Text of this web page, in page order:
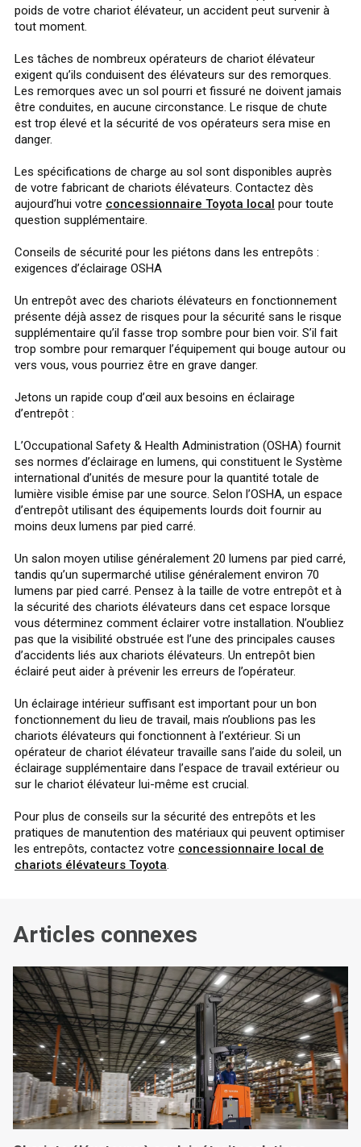
poids de votre chariot élévateur, un accident peut survenir à
tout moment.
Les tâches de nombreux opérateurs de chariot élévateur
exigent qu’ils conduisent des élévateurs sur des remorques.
Les remorques avec un sol pourri et fissuré ne doivent jamais
être conduites, en aucune circonstance. Le risque de chute
est trop élevé et la sécurité de vos opérateurs sera mise en
danger.
Les spécifications de charge au sol sont disponibles auprès
de votre fabricant de chariots élévateurs. Contactez dès
aujourd’hui votre concessionnaire Toyota local pour toute
question supplémentaire.
Conseils de sécurité pour les piétons dans les entrepôts :
exigences d’éclairage OSHA
Un entrepôt avec des chariots élévateurs en fonctionnement
présente déjà assez de risques pour la sécurité sans le risque
supplémentaire qu’il fasse trop sombre pour bien voir. S’il fait
trop sombre pour remarquer l’équipement qui bouge autour ou
vers vous, vous pourriez être en grave danger.
Jetons un rapide coup d’œil aux besoins en éclairage
d’entrepôt :
L’Occupational Safety & Health Administration (OSHA) fournit
ses normes d’éclairage en lumens, qui constituent le Système
international d’unités de mesure pour la quantité totale de
lumière visible émise par une source. Selon l’OSHA, un espace
d’entrepôt utilisant des équipements lourds doit fournir au
moins deux lumens par pied carré.
Un salon moyen utilise généralement 20 lumens par pied carré,
tandis qu’un supermarché utilise généralement environ 70
lumens par pied carré. Pensez à la taille de votre entrepôt et à
la sécurité des chariots élévateurs dans cet espace lorsque
vous déterminez comment éclairer votre installation. N’oubliez
pas que la visibilité obstruée est l’une des principales causes
d’accidents liés aux chariots élévateurs. Un entrepôt bien
éclairé peut aider à prévenir les erreurs de l’opérateur.
Un éclairage intérieur suffisant est important pour un bon
fonctionnement du lieu de travail, mais n’oublions pas les
chariots élévateurs qui fonctionnent à l’extérieur. Si un
opérateur de chariot élévateur travaille sans l’aide du soleil, un
éclairage supplémentaire dans l’espace de travail extérieur ou
sur le chariot élévateur lui-même est crucial.
Pour plus de conseils sur la sécurité des entrepôts et les
pratiques de manutention des matériaux qui peuvent optimiser
les entrepôts, contactez votre concessionnaire local de
chariots élévateurs Toyota.
Articles connexes